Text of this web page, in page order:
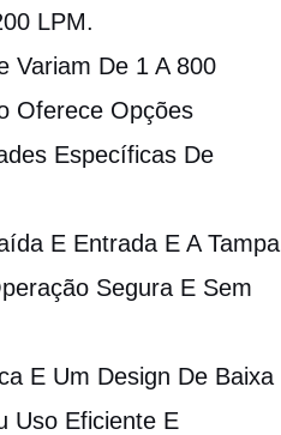
LPM.
Variam De 1 A 800
Oferece Opções
Específicas De
E Entrada E A Tampa
Segura E Sem
E Um Design De Baixa
Uso Eficiente E